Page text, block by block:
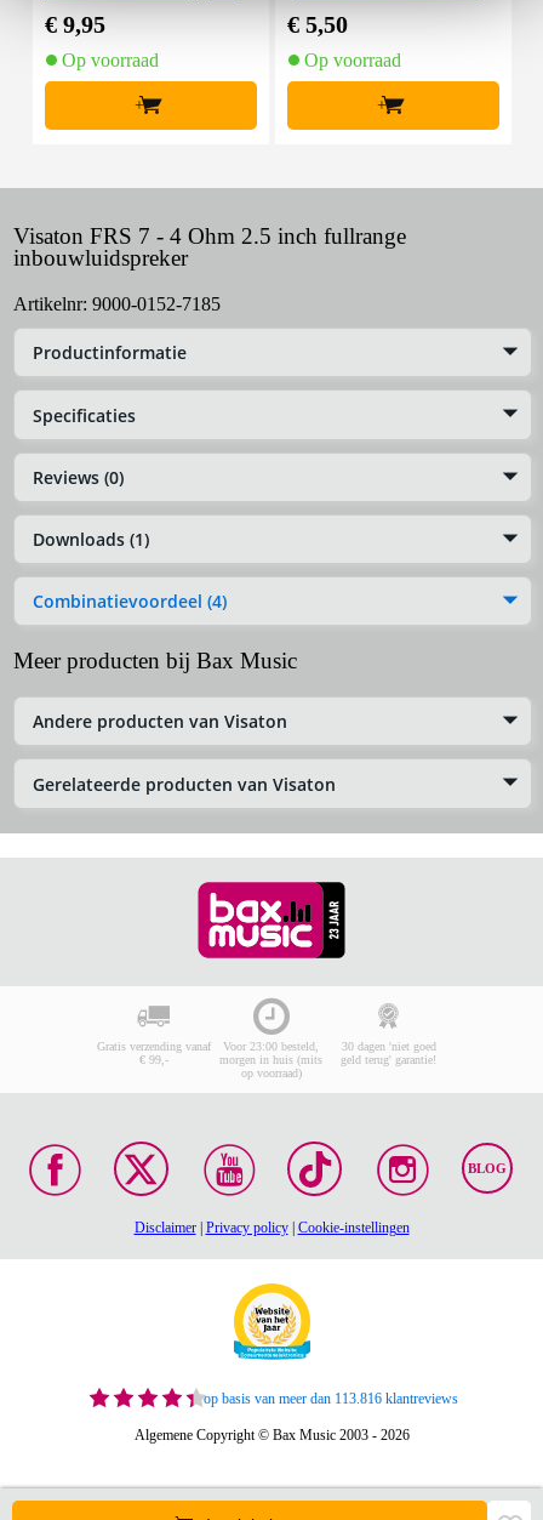
€ 9,95
Op voorraad
+
€ 5,50
Op voorraad
+
Visaton FRS 7 - 4 Ohm 2.5 inch fullrange
inbouwluidspreker
Artikelnr: 9000-0152-7185
Productinformatie
Specificaties
Reviews (0)
Downloads (1)
Combinatievoordeel (4)
Meer producten bij Bax Music
Andere producten van Visaton
Gerelateerde producten van Visaton
Gratis verzending vanaf
€ 99,-
Voor 23:00 besteld,
morgen in huis (mits
op voorraad)
30 dagen 'niet goed
geld terug' garantie!
BLOG
Disclaimer| Privacy policy| Cookie-instellingen
op basis van meer dan 113.816 klantreviews
Algemene Copyright © Bax Music 2003 - 2026